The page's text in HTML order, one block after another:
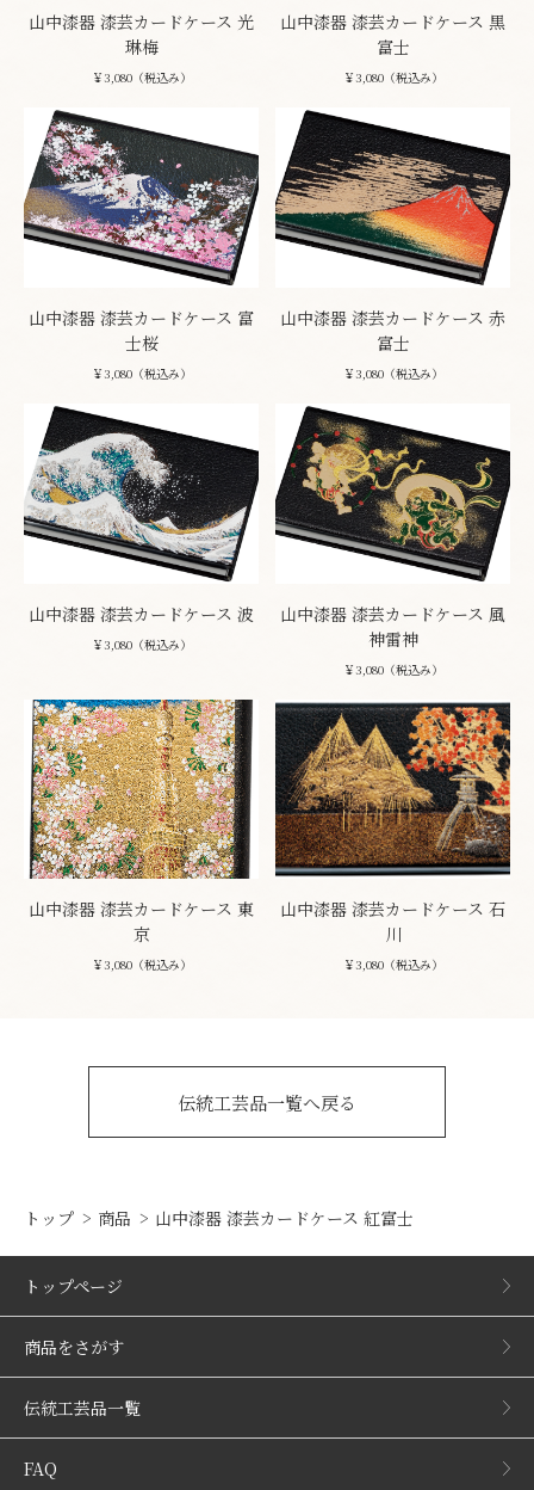
山中漆器 漆芸カードケース 光
琳梅
￥3,080（税込み）
山中漆器 漆芸カードケース 黒
富士
￥3,080（税込み）
山中漆器 漆芸カードケース 富
士桜
￥3,080（税込み）
山中漆器 漆芸カードケース 赤
富士
￥3,080（税込み）
山中漆器 漆芸カードケース 波
￥3,080（税込み）
山中漆器 漆芸カードケース 風
神雷神
￥3,080（税込み）
山中漆器 漆芸カードケース 東
京
￥3,080（税込み）
山中漆器 漆芸カードケース 石
川
￥3,080（税込み）
伝統工芸品一覧へ戻る
トップ 商品 山中漆器 漆芸カードケース 紅富士
トップページ
商品をさがす
伝統工芸品一覧
FAQ